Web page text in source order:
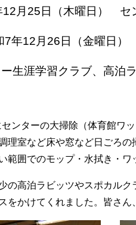
月25日（木曜日） セ
26日（金曜日） 体
生涯学習クラブ、高泊
ンターの大掃除（体育館ワ
理室など床や窓など日ごろ
範囲でのモップ・水拭き・ワ
の高泊ラビッツやスポカル
をかけてくれました。皆さん